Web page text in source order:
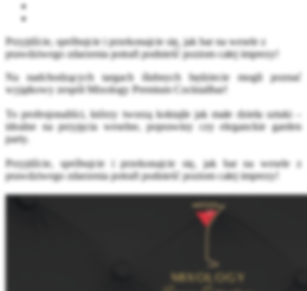
Przyjdźcie, spróbujcie i przekonajcie się, jak bar na wesele z
prawdziwego zdarzenia potrafi podnieść poziom całej imprezy!
Na nadchodzących targach ślubnych będziecie mogli poznać
wyjątkowy zespół Mixology Premium Cocktailbar!
To profesjonaliści, którzy tworzą koktajle jak małe dziełasztuki –
idealne na przyjęcia weselne, poprawiny czy eleganckie garden
party.
Przyjdźcie, spróbujcie i przekonajcie się, jak bar na wesele z
prawdziwego zdarzenia potrafi podnieść poziom całej imprezy!